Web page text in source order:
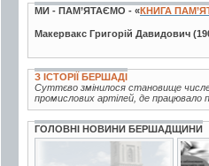
МИ - ПАМ’ЯТАЄМО - «КНИГА
Макервакс Григорій Давидович
З ІСТОРІЇ БЕРШАДІ
Суттєво змінилося становище
промислових артілей, де працювало
ГОЛОВНІ НОВИНИ БЕРШАДЩИНИ